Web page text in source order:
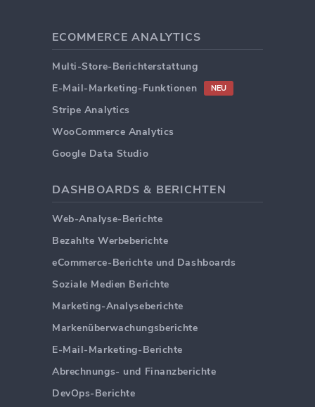
ECOMMERCE ANALYTICS
Multi-Store-Berichterstattung
E-Mail-Marketing-Funktionen
NEU
Stripe Analytics
WooCommerce Analytics
Google Data Studio
DASHBOARDS & BERICHTEN
Web-Analyse-Berichte
Bezahlte Werbeberichte
eCommerce-Berichte und Dashboards
Soziale Medien Berichte
Marketing-Analyseberichte
Markenüberwachungsberichte
E-Mail-Marketing-Berichte
Abrechnungs- und Finanzberichte
DevOps-Berichte